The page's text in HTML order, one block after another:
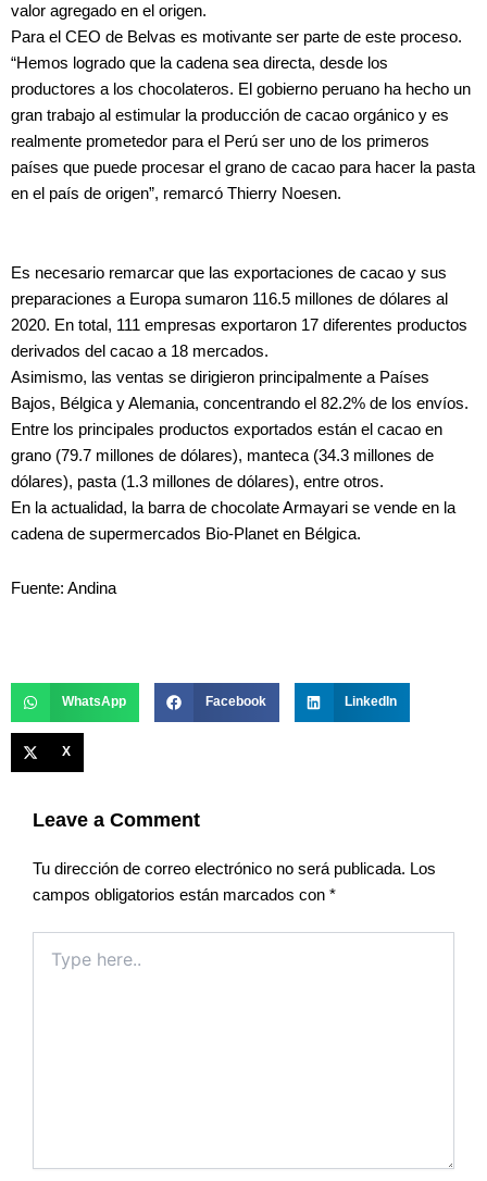
valor agregado en el origen.
Para el CEO de Belvas es motivante ser parte de este proceso.
“Hemos logrado que la cadena sea directa, desde los
productores a los chocolateros. El gobierno peruano ha hecho un
gran trabajo al estimular la producción de cacao orgánico y es
realmente prometedor para el Perú ser uno de los primeros
países que puede procesar el grano de cacao para hacer la pasta
en el país de origen”, remarcó Thierry Noesen.
Es necesario remarcar que las exportaciones de cacao y sus
preparaciones a Europa sumaron 116.5 millones de dólares al
2020. En total, 111 empresas exportaron 17 diferentes productos
derivados del cacao a 18 mercados.
Asimismo, las ventas se dirigieron principalmente a Países
Bajos, Bélgica y Alemania, concentrando el 82.2% de los envíos.
Entre los principales productos exportados están el cacao en
grano (79.7 millones de dólares), manteca (34.3 millones de
dólares), pasta (1.3 millones de dólares), entre otros.
En la actualidad, la barra de chocolate Armayari se vende en la
cadena de supermercados Bio-Planet en Bélgica.
Fuente: Andina
WhatsApp Facebook LinkedIn
X
Leave a Comment
Tu dirección de correo electrónico no será publicada. Los
campos obligatorios están marcados con *
here..